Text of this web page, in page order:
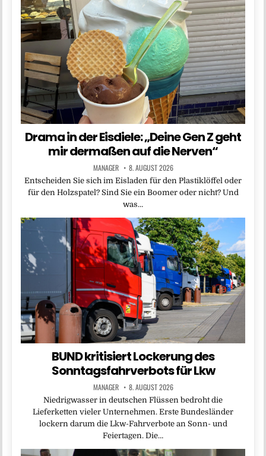
Drama in der Eisdiele: „Deine Gen Z geht
mir dermaßen auf die Nerven“
MANAGER 8. AUGUST 2026
Entscheiden Sie sich im Eisladen für den Plastiklöffel oder
für den Holzspatel? Sind Sie ein Boomer oder nicht? Und
was…
BUND kritisiert Lockerung des
Sonntagsfahrverbots für Lkw
MANAGER 8. AUGUST 2026
Niedrigwasser in deutschen Flüssen bedroht die
Lieferketten vieler Unternehmen. Erste Bundesländer
lockern darum die Lkw-Fahrverbote an Sonn- und
Feiertagen. Die…